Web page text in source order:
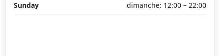
Sunday
dimanche: 12:00 – 22:00